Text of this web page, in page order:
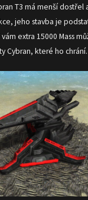
T3 má menší dostřel
jeho stavba je
extra 15000 Mass
Cybran, které ho chrání.